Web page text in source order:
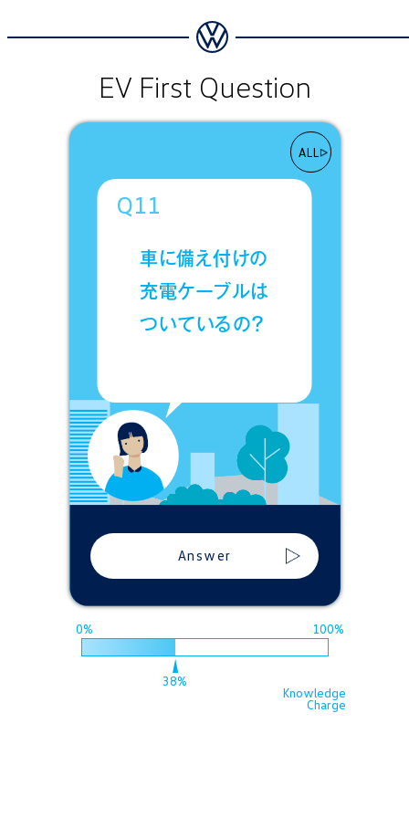
EV First Question
Q11
車に備え付けの
充電ケーブルは
ついているの？
Answer
ALL
38%
Knowledge
Charge